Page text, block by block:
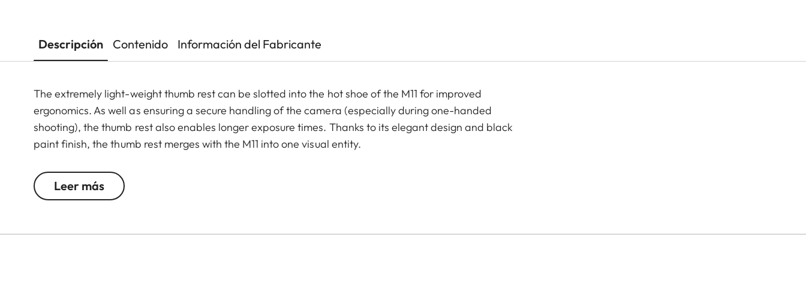
Descripción Contenido Información del Fabricante
The extremely light-weight thumb rest can be slotted into the hot shoe of the M11 for improved
ergonomics. As well as ensuring a secure handling of the camera (especially during one-handed
shooting), the thumb rest also enables longer exposure times. Thanks to its elegant design and black
paint finish, the thumb rest merges with the M11 into one visual entity.
Leer más